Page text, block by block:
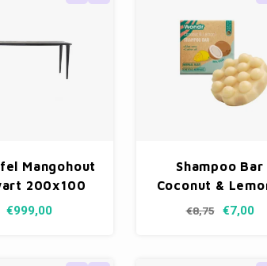
Mangohout
200x100
cm
€999,00
Shampoo Bar
Coconut &
Normaal
€8,75 €7,00